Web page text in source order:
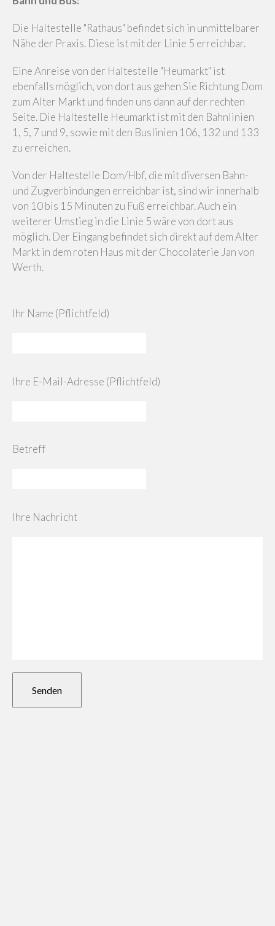
Die Haltestelle "Rathaus" befindet sich in unmittelbarer
Nähe der Praxis. Diese ist mit der Linie 5 erreichbar.
Eine Anreise von der Haltestelle "Heumarkt" ist
ebenfalls möglich, von dort aus gehen Sie Richtung Dom
zum Alter Markt und finden uns dann auf der rechten
Seite. Die Haltestelle Heumarkt ist mit den Bahnlinien
1, 5, 7 und 9, sowie mit den Buslinien 106, 132 und 133
zu erreichen.
Von der Haltestelle Dom/Hbf, die mit diversen Bahn-
und Zugverbindungen erreichbar ist, sind wir innerhalb
von 10 bis 15 Minuten zu Fuß erreichbar. Auch ein
weiterer Umstieg in die Linie 5 wäre von dort aus
möglich. Der Eingang befindet sich direkt auf dem Alter
Markt in dem roten Haus mit der Chocolaterie Jan von
Werth.
Ihr Name (Pflichtfeld)
Ihre E-Mail-Adresse (Pflichtfeld)
Betreff
Ihre Nachricht